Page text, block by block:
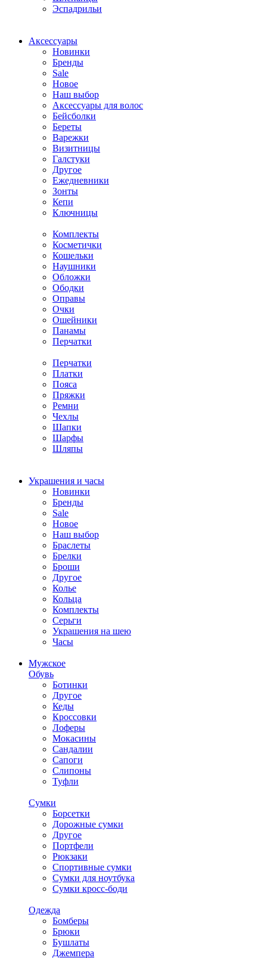
Эспадрильи
Аксессуары
Новинки
Бренды
Sale
Новое
Наш выбор
Аксессуары для волос
Бейсболки
Береты
Варежки
Визитницы
Галстуки
Другое
Ежедневники
Зонты
Кепи
Ключницы
Комплекты
Косметички
Кошельки
Наушники
Обложки
Ободки
Оправы
Очки
Ошейники
Панамы
Перчатки
Перчатки
Платки
Пояса
Пряжки
Ремни
Чехлы
Шапки
Шарфы
Шляпы
Украшения и часы
Новинки
Бренды
Sale
Новое
Наш выбор
Браслеты
Брелки
Броши
Другое
Колье
Кольца
Комплекты
Серьги
Украшения на шею
Часы
Мужское
Обувь
Ботинки
Другое
Кеды
Кроссовки
Лоферы
Мокасины
Сандалии
Сапоги
Слипоны
Туфли
Сумки
Борсетки
Дорожные сумки
Другое
Портфели
Рюкзаки
Спортивные сумки
Сумки для ноутбука
Сумки кросс-боди
Одежда
Бомберы
Брюки
Бушлаты
Джемпера